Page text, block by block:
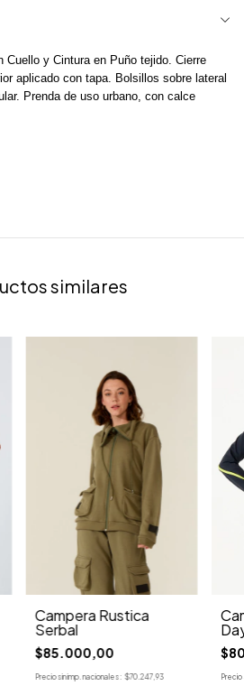
Cuello y Cintura en Puño tejido. Cierre
aplicado con tapa. Bolsillos sobre lateral
Prenda de uso urbano, con calce
similares
Campera Rustica
Serbal
$85.000,00
Precio sin imp. nacionales: $70.247,93